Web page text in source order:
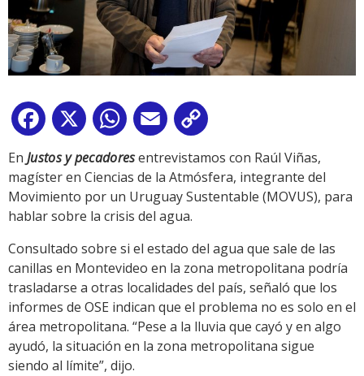
Facebook
X WhatsApp
Email
Link
En Justos y pecadoresentrevistamos con Raúl Viñas,
magíster en Ciencias de la Atmósfera, integrante del
Movimiento por un Uruguay Sustentable (MOVUS), para
hablar sobre la crisis del agua.
Consultado sobre si el estado del agua que sale de las
canillas en Montevideo en la zona metropolitana podría
trasladarse a otras localidades del país, señaló que los
informes de OSE indican que el problema no es solo en el
área metropolitana. “Pese a la lluvia que cayó y en algo
ayudó, la situación en la zona metropolitana sigue
siendo al límite”, dijo.